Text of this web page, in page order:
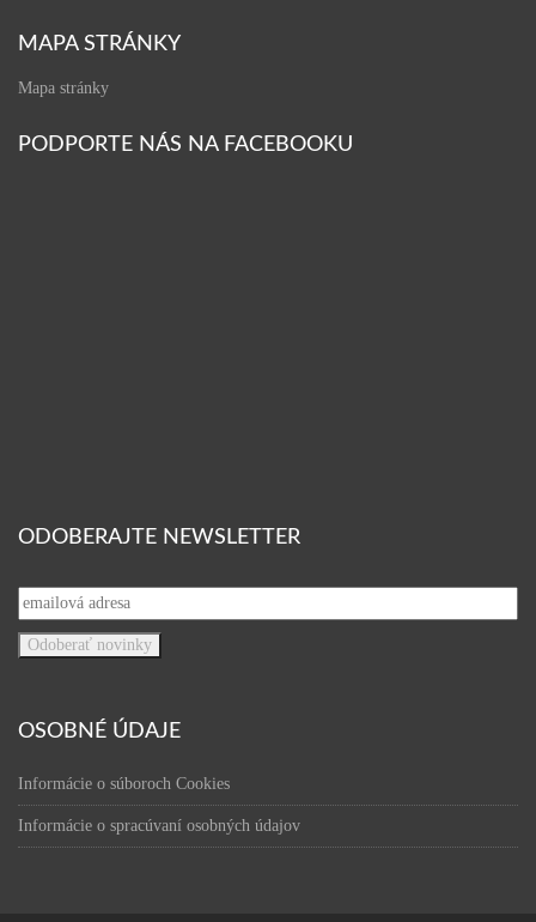
MAPA STRÁNKY
Mapa stránky
PODPORTE NÁS NA FACEBOOKU
ODOBERAJTE NEWSLETTER
OSOBNÉ ÚDAJE
Informácie o súboroch Cookies
Informácie o spracúvaní osobných údajov